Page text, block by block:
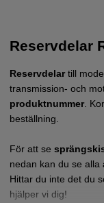
Reservdelar
Reservdelartill
transmission- och
produktnummer.
beställning.
För att se
nedan kan du se alla
Hittar du inte det du
hjälper vi dig!